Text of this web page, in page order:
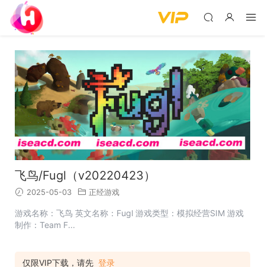
飞鸟/Fugl（v20220423）
2025-05-03 正经游戏
游戏名称：飞鸟 英文名称：Fugl 游戏类型：模拟经营SIM 游戏
制作：Team F...
仅限VIP下载，请先 登录